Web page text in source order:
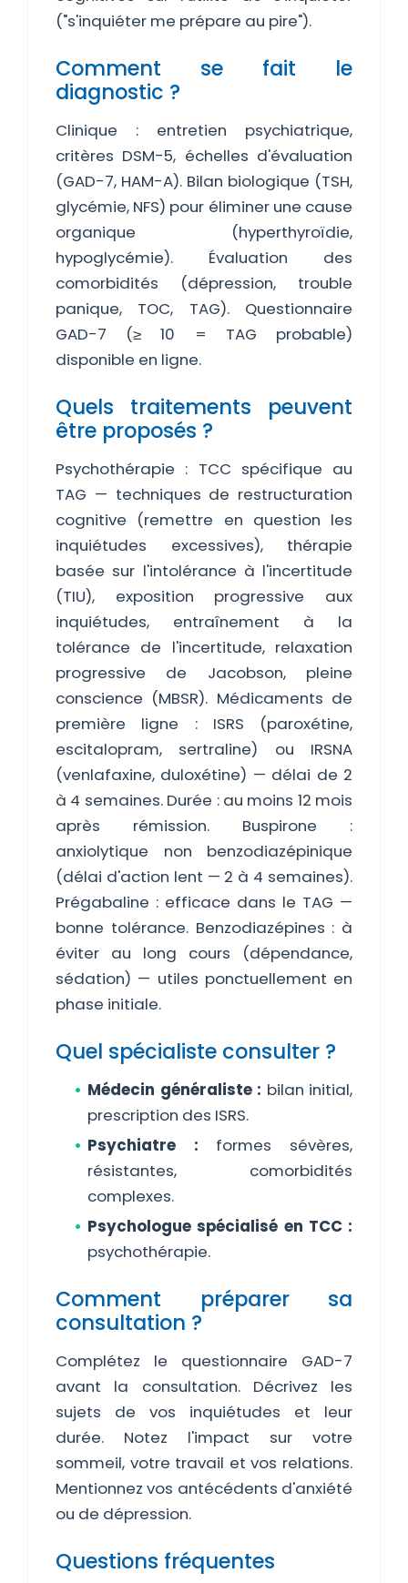
("s'inquiéter me prépare au pire").
Comment se fait le
diagnostic ?
Clinique : entretien psychiatrique,
critères DSM-5, échelles d'évaluation
(GAD-7, HAM-A). Bilan biologique (TSH,
glycémie, NFS) pour éliminer une cause
organique (hyperthyroïdie,
hypoglycémie). Évaluation des
comorbidités (dépression, trouble
panique, TOC, TAG). Questionnaire
GAD-7 (≥ 10 = TAG probable)
disponible en ligne.
Quels traitements peuvent
être proposés ?
Psychothérapie : TCC spécifique au
TAG — techniques de restructuration
cognitive (remettre en question les
inquiétudes excessives), thérapie
basée sur l'intolérance à l'incertitude
(TIU), exposition progressive aux
inquiétudes, entraînement à la
tolérance de l'incertitude, relaxation
progressive de Jacobson, pleine
conscience (MBSR). Médicaments de
première ligne : ISRS (paroxétine,
escitalopram, sertraline) ou IRSNA
(venlafaxine, duloxétine) — délai de 2
à 4 semaines. Durée : au moins 12 mois
après rémission. Buspirone :
anxiolytique non benzodiazépinique
(délai d'action lent — 2 à 4 semaines).
Prégabaline : efficace dans le TAG —
bonne tolérance. Benzodiazépines : à
éviter au long cours (dépendance,
sédation) — utiles ponctuellement en
phase initiale.
Quel spécialiste consulter ?
Médecin généraliste : bilan initial,
prescription des ISRS.
Psychiatre : formes sévères,
résistantes, comorbidités
complexes.
Psychologue spécialisé en TCC :
psychothérapie.
Comment préparer sa
consultation ?
Complétez le questionnaire GAD-7
avant la consultation. Décrivez les
sujets de vos inquiétudes et leur
durée. Notez l'impact sur votre
sommeil, votre travail et vos relations.
Mentionnez vos antécédents d'anxiété
ou de dépression.
Questions fréquentes